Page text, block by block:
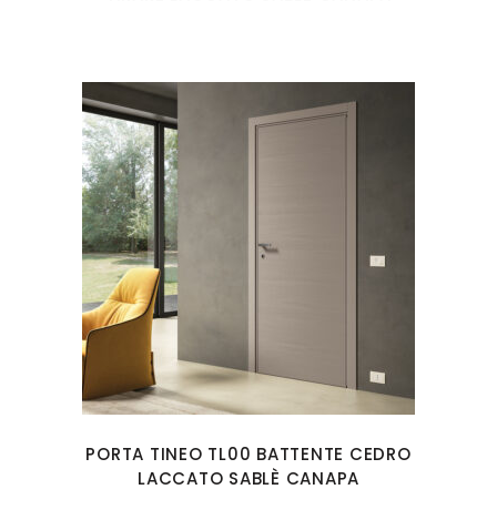
PORTA TINEO TL00 BATTENTE CEDRO
LACCATO SABLÈ CANAPA